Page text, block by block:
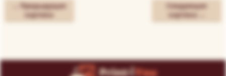
← Предыдущая
картина
Следующая
картина →